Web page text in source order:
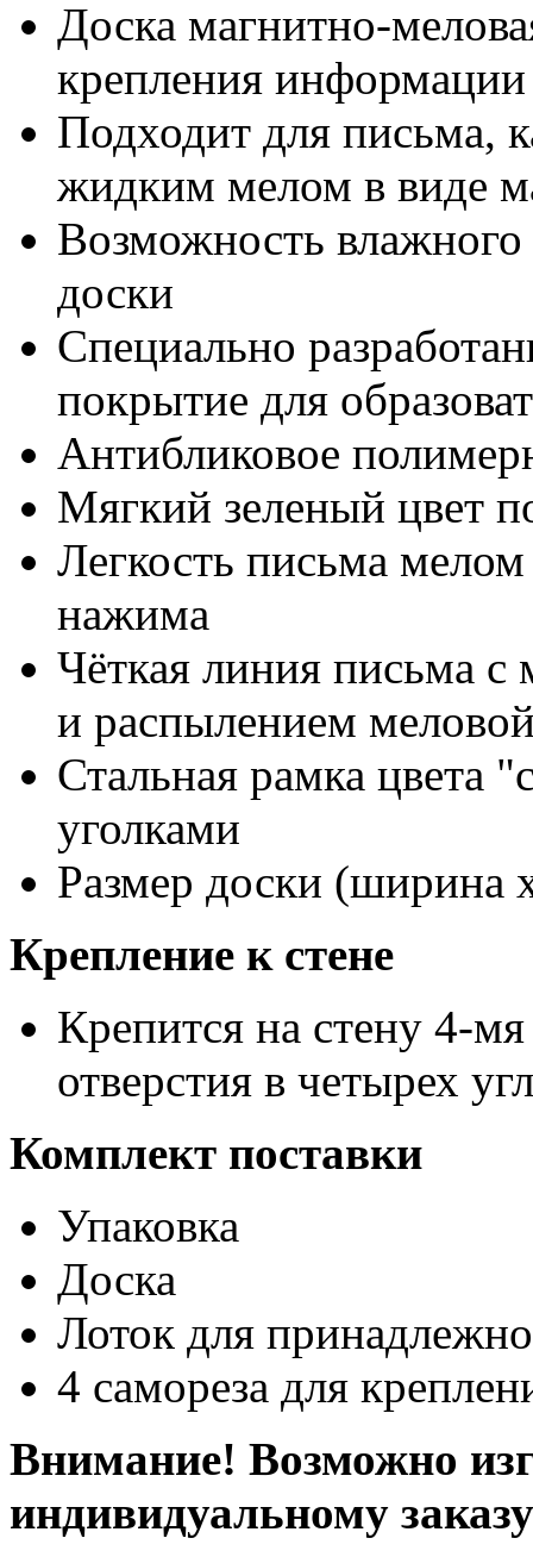
Доска магнитно-
крепления
Подходит для письма,
жидким мелом в виде
Возможность влажного
доски
Специально
покрытие для
Антибликовое
Мягкий зеленый цвет
Легкость письма
нажима
Чёткая линия письма
и распылением
Стальная рамка цвета
уголками
Размер доски (ширина
Крепление к стене
Крепится на стену 4-
отверстия в четырех
Комплект поставки
Упаковка
Доска
Лоток для
4 самореза для
Внимание! Возможно
индивидуальному заказу